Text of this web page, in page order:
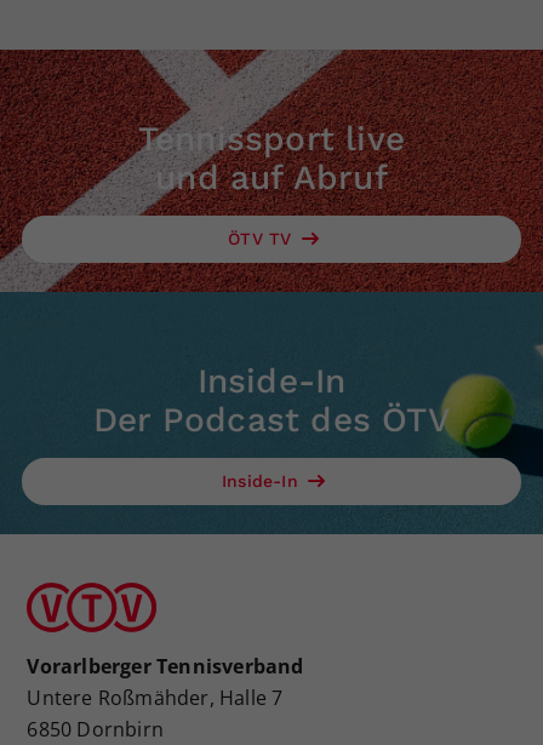
Tennissport live
und auf Abruf
ÖTV TV
Inside-In
Der Podcast des ÖTV
Inside-In
Vorarlberger Tennisverband
Untere Roßmähder, Halle 7
6850 Dornbirn